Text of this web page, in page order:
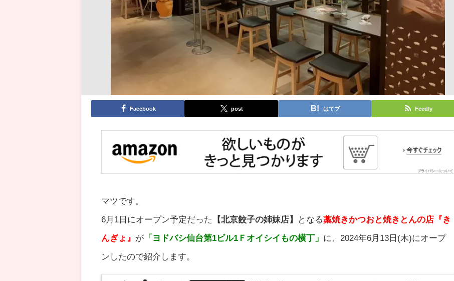
Facebook post はてブ Feedly
マツです。
6月1日にオープン予定だった 【北京餃子の姉妹店】 となる藁焼きかつおと焼きとんの店 『き
んぎょ』 が 「 ヨドバシ仙台第1ビル1Ｆオイシイもの横丁」 に、2024年6月13日(木)にオープ
ンしたので紹介します。